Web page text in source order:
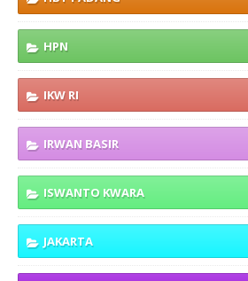
HPN
IKW RI
IRWAN BASIR
ISWANTO KWARA
JAKARTA